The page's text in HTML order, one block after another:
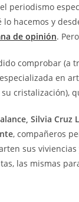
periodismo
lo hacemos y
de opinión.
comprobar (a
en
cristalización),
Silvia
, compañeros
sus
las mismas